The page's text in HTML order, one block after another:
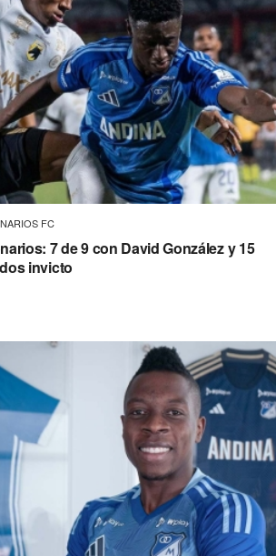
FC
7 de 9 con David González y 15
invicto